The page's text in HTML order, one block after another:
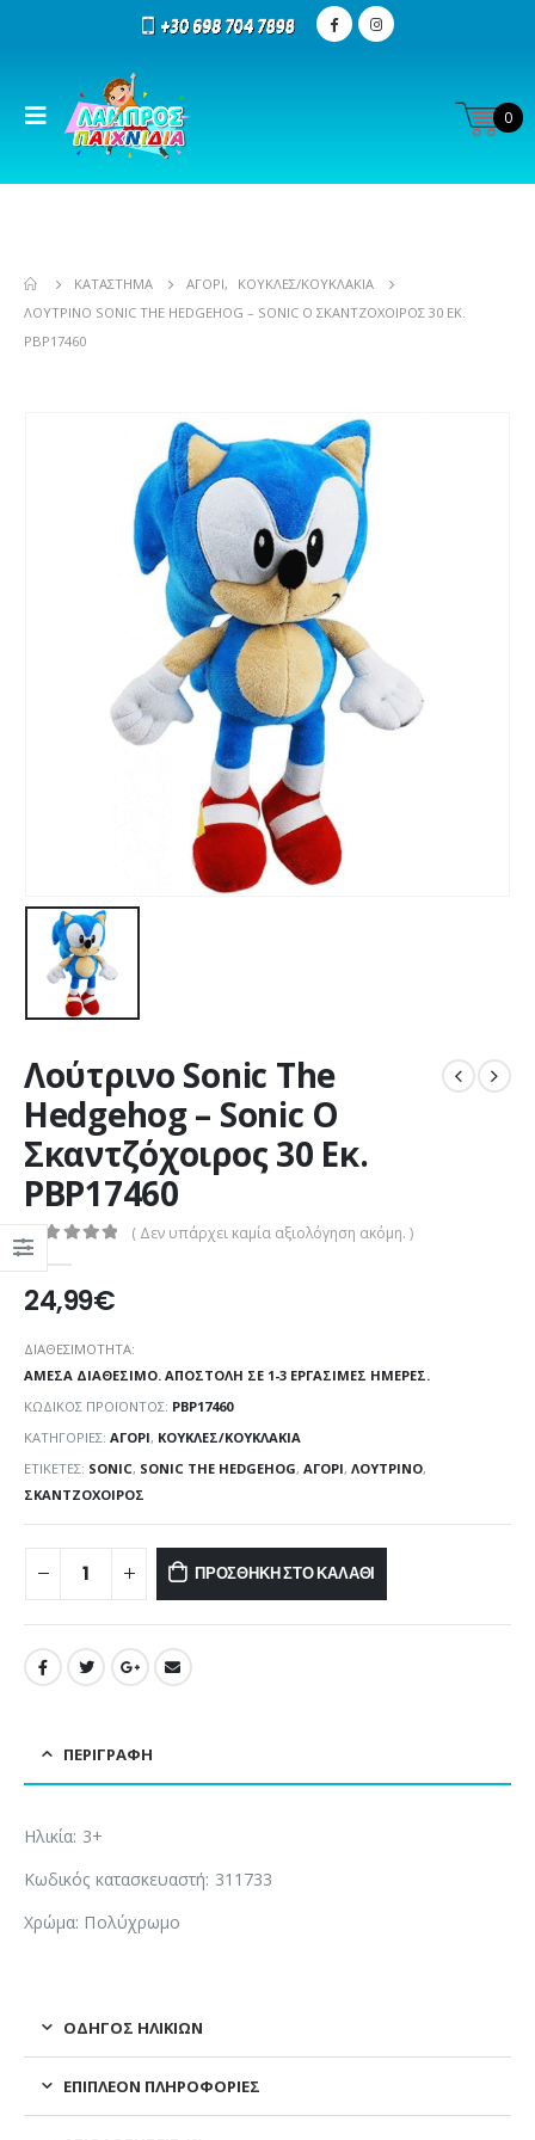
0
ΚΑΤΆΣΤΗΜΑ ΑΓΌΡΙ,
ΚΟΎΚΛΕΣ/ΚΟΥΚΛΆΚΙΑ
ΛΟΎΤΡΙΝΟ SONIC THE HEDGEHOG – SONIC Ο ΣΚΑΝΤΖΌΧΟΙΡΟΣ 30 ΕΚ.
PBP17460
Λούτρινο Sonic The
Hedgehog – Sonic Ο
Σκαντζόχοιρος 30 Εκ.
PBP17460
0
( Δεν υπάρχει καμία αξιολόγηση ακόμη. )
24,99€
ΔΙΑΘΕΣΙΜΌΤΗΤΑ:
ΆΜΕΣΑ ΔΙΑΘΈΣΙΜΟ. ΑΠΟΣΤΟΛΉ ΣΕ 1-3 ΕΡΓΆΣΙΜΕΣ ΗΜΈΡΕΣ.
ΚΩΔΙΚΌΣ ΠΡΟΪΌΝΤΟΣ: PBP17460
ΚΑΤΗΓΟΡΊΕΣ: ΑΓΌΡΙ, ΚΟΎΚΛΕΣ/ΚΟΥΚΛΆΚΙΑ
ΕΤΙΚΈΤΕΣ: SONIC, SONIC THE HEDGEHOG, ΑΓΌΡΙ, ΛΟΎΤΡΙΝΟ,
ΣΚΑΝΤΖΌΧΟΙΡΟΣ
ΠΡΟΣΘΉΚΗ ΣΤΟ ΚΑΛΆΘΙ
ΠΕΡΙΓΡΑΦΉ
Ηλικία: 3+
Κωδικός κατασκευαστή: 311733
Χρώμα: Πολύχρωμο
ΟΔΗΓΌΣ ΗΛΙΚΙΏΝ
ΕΠΙΠΛΈΟΝ ΠΛΗΡΟΦΟΡΊΕΣ